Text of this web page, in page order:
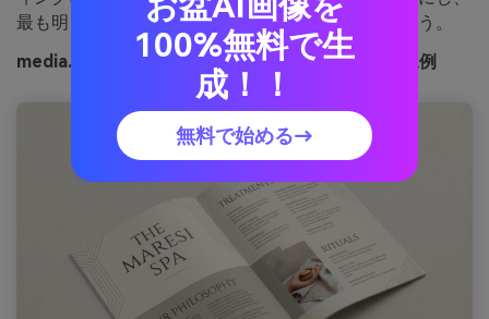
最も明るいクリームは広めのマージンに使いましょう。
media.ioで生成したミスティサンドストーンの画像例
100%無料で生
成！！
無料で始める→